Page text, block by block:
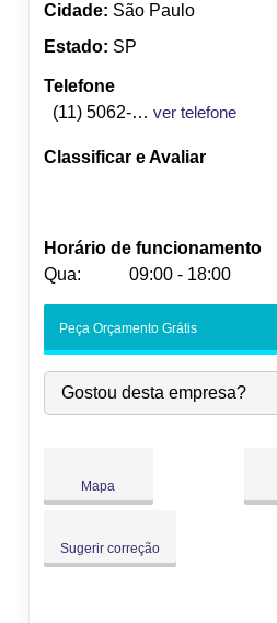
Cidade: São Paulo
Estado: SP
Telefone
(11) 5062-4128
ver telefone
Classificar e Avaliar
Horário de funcionamento
Qua:
09:00 - 18:00
-
Qua:
09:00-18:00
Qui:
09:00-18:00
Peça Orçamento Grátis
Gostou desta empresa?
Mapa
Sugerir correção